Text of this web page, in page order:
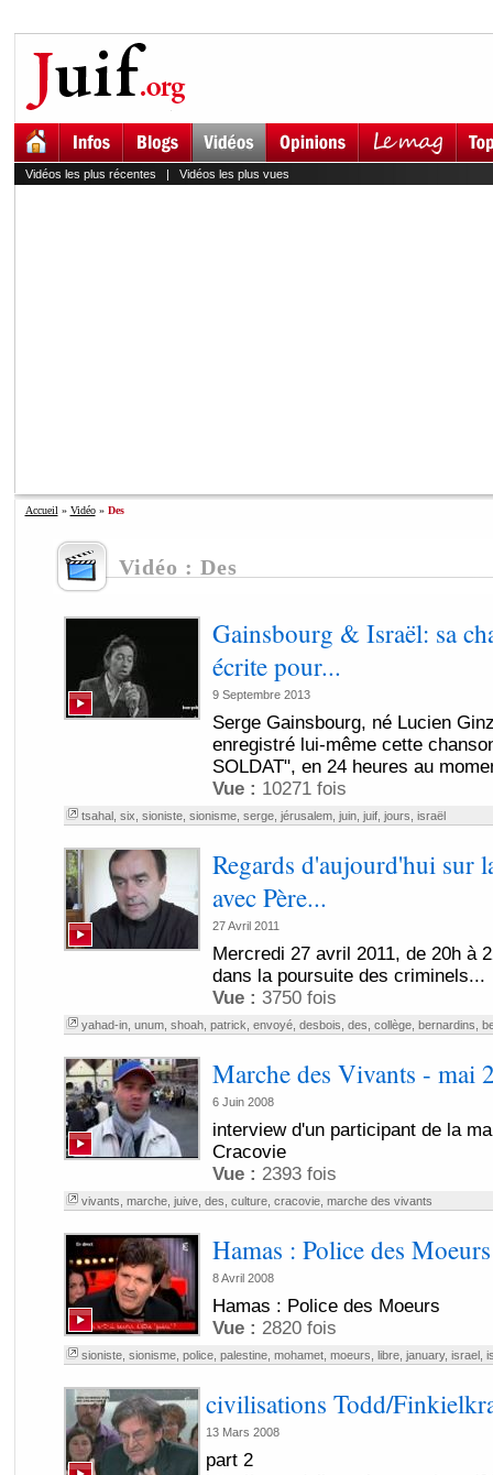
Vidéos les plus récentes | Vidéos les plus vues
Accueil » Vidéo» Des
Vidéo : Des
Gainsbourg & Israël: sa
écrite pour...
9 Septembre 2013
Serge Gainsbourg, né Lucien
enregistré lui-même cette
SOLDAT", en 24 heures au
Vue : 10271 fois
tsahal, six sioniste, sionisme, serge, jérusalem, juin, juif, jours israël
Regards d'aujourd'hui sur
avec Père...
27 Avril 2011
Mercredi 27 avril 2011, de 20h à
dans la poursuite des criminels...
Vue : 3750 fois
yahad-in, unum, shoah, patrick envoyé, desbois des collège, bernardins
Marche des Vivants - mai
6 Juin 2008
interview d'un participant de la
Cracovie
Vue : 2393 fois
vivants marche, juive, des culture, cracovie, marche des vivants
Hamas : Police des Moeurs
8 Avril 2008
Hamas : Police des Moeurs
Vue : 2820 fois
sioniste, sionisme, police, palestine, mohamet, moeurs libre, january, israel,
civilisations Todd/
13 Mars 2008
part 2